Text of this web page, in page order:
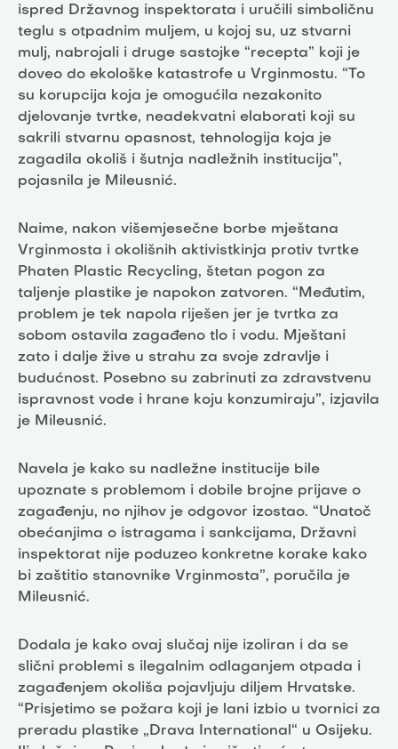
ispred Državnog inspektorata i uručili simboličnu
teglu s otpadnim muljem, u kojoj su, uz stvarni
mulj, nabrojali i druge sastojke “recepta” koji je
doveo do ekološke katastrofe u Vrginmostu. “To
su korupcija koja je omogućila nezakonito
djelovanje tvrtke, neadekvatni elaborati koji su
sakrili stvarnu opasnost, tehnologija koja je
zagadila okoliš i šutnja nadležnih institucija”,
pojasnila je Mileusnić.
Naime, nakon višemjesečne borbe mještana
Vrginmosta i okolišnih aktivistkinja protiv tvrtke
Phaten Plastic Recycling, štetan pogon za
taljenje plastike je napokon zatvoren. “Međutim,
problem je tek napola riješen jer je tvrtka za
sobom ostavila zagađeno tlo i vodu. Mještani
zato i dalje žive u strahu za svoje zdravlje i
budućnost. Posebno su zabrinuti za zdravstvenu
ispravnost vode i hrane koju konzumiraju”, izjavila
je Mileusnić.
Navela je kako su nadležne institucije bile
upoznate s problemom i dobile brojne prijave o
zagađenju, no njihov je odgovor izostao. “Unatoč
obećanjima o istragama i sankcijama, Državni
inspektorat nije poduzeo konkretne korake kako
bi zaštitio stanovnike Vrginmosta”, poručila je
Mileusnić.
Dodala je kako ovaj slučaj nije izoliran i da se
slični problemi s ilegalnim odlaganjem otpada i
zagađenjem okoliša pojavljuju diljem Hrvatske.
“Prisjetimo se požara koji je lani izbio u tvornici za
preradu plastike „Drava International“ u Osijeku.